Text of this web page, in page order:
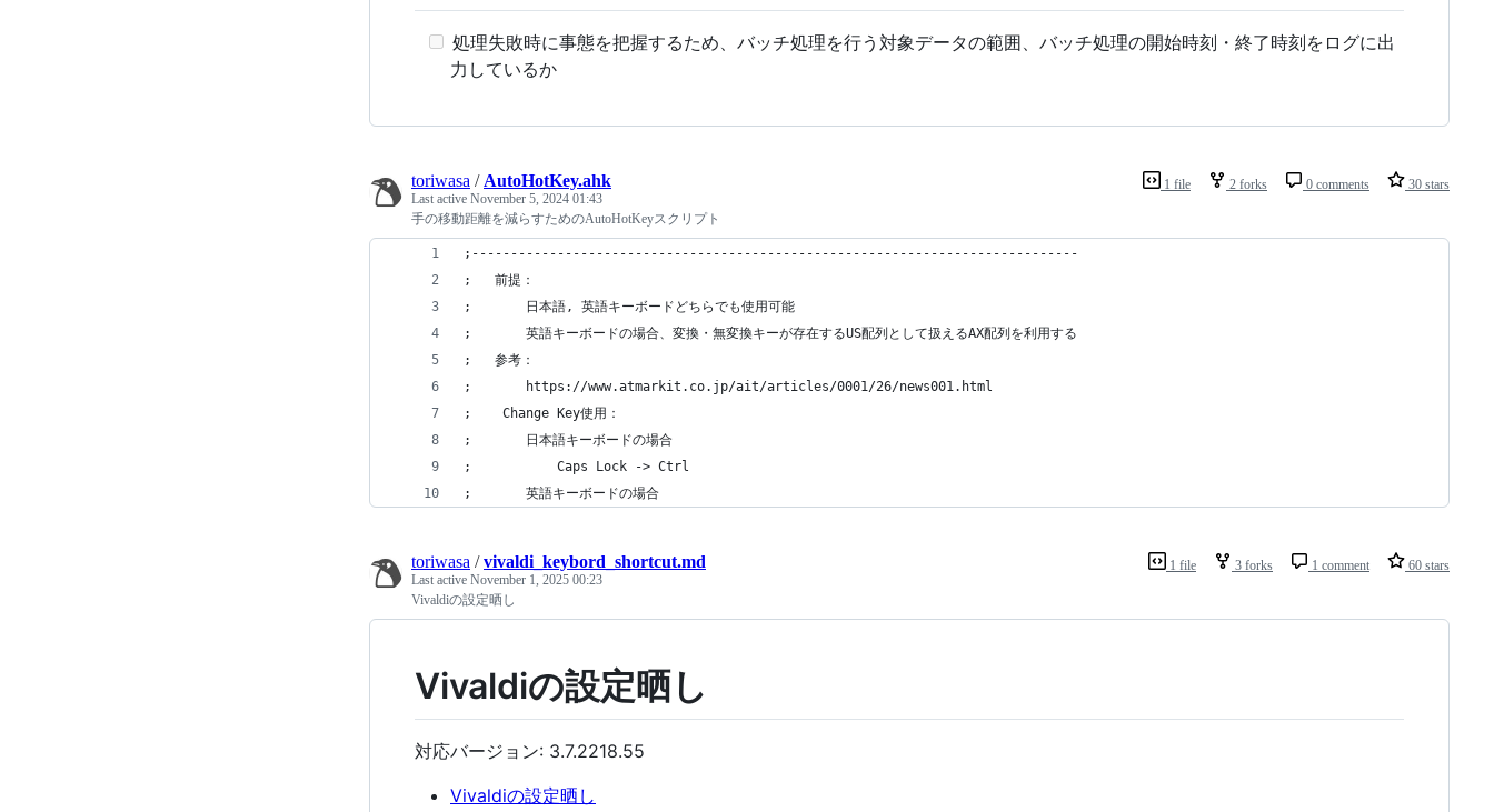
処理失敗時に事態を把握するため、バッチ処理を行う対象データの範囲、バッチ処理の開始時刻・終了時刻をログに出
力しているか
1 file 2 forks 0 comments 30 stars
toriwasa / AutoHotKey.ahk
Last active November 5, 2024 01:43
手の移動距離を減らすためのAutoHotKeyスクリプト
1 file 3 forks 1 comment 60 stars
toriwasa /vivaldi_keybord_shortcut.md
Last active November 1, 2025 00:23
Vivaldiの設定晒し
Vivaldiの設定晒し
対応バージョン: 3.7.2218.55
Vivaldiの設定晒し